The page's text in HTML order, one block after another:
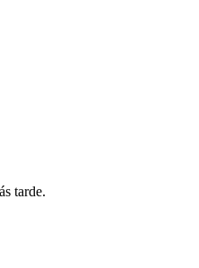
tarde.